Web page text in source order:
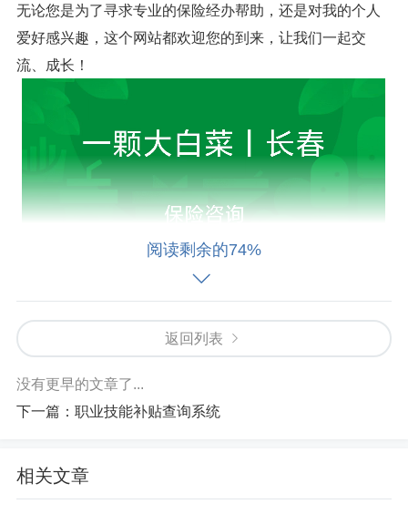
无论您是为了寻求专业的保险经办帮助，还是对我的个人
爱好感兴趣，这个网站都欢迎您的到来，让我们一起交
流、成长！
阅读剩余的74%
返回列表
没有更早的文章了...
下一篇： 职业技能补贴查询系统
相关文章